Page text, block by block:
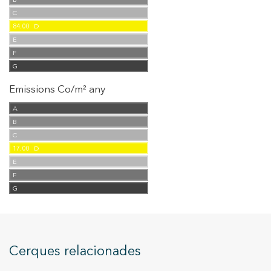
C
84.00
D
E
F
G
Emissions Co/m² any
A
B
C
17.00
D
E
F
G
Cerques relacionades